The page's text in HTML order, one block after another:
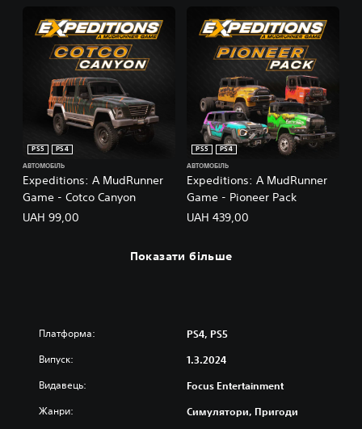
Expeditions: A MudRunner
Game - Cotco Canyon
PS5
PS4
АВТОМОБІЛЬ
UAH 99,00
Expeditions: A MudRunner
Game - Pioneer Pack
PS5
PS4
АВТОМОБІЛЬ
UAH 439,00
Показати більше
Платформа: PS4, PS5
Випуск: 1.3.2024
Видавець: Focus Entertainment
Жанри: Симулятори, Пригоди